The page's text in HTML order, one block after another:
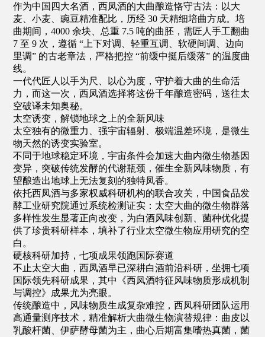
作为中国四大名酒，西凤酒的大曲酿造恪守古法：以大
麦、小麦、豌豆精准配比，历经 30 天精细培曲方成。培
曲期间，4000 余块、总重 7.5 吨的曲胚，需匠人手工翻曲
7 至 9 次，遵循 “上下对调、轻重互调、软硬间调、边向
里调” 的古老章法，严格把控 “前缓中挺后缓落” 的温度曲
线。
一代代匠人以手为尺、以心为度，守护着大曲的生命活
力，而这一次，西凤酒选择将这份千年酿造密码，送往太
空破译未知奥秘。
太空诱变，解锁地球之上的全新风味
太空独有的微重力、强宇宙辐射、极端温差环境，是微生
物天然的诱变实验室。
不同于地球稳定环境，宇宙条件会加速大曲内微生物基因
变异，突破传统发酵的代谢瓶颈，催生全新风味物质，有
望酿造出地球上无法复刻的独特凤香。
依托西凤酒与多家权威科研机构的联合攻关，中国食品发
酵工业研究院通过系统检测证实：太空大曲的微生物群落
多样性发生显著正向改变，为白酒风味创新、菌种优化提
供了珍贵科研样本，填补了行业太空微生物应用研究的空
白。
硬核科研加持，七项成果领跑国际赛道
不止太空大曲，西凤酒早已深耕白酒前沿科研，坐拥七项
国际领先科研成果，其中《西凤酒特征风味物质形成机制
与调控》成果尤为亮眼。
传统酿造中，风味物质生成复杂难控，西凤科研团队运用
高通量测序技术，精准解析大曲微生物演替规律：曲皮以
乳酸杆菌、伊萨酵母菌为主，曲心后期富集嗜热真菌，菌